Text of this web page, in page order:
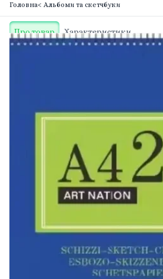
Головна< Альбоми та скетчбуки
Про товар Характеристики